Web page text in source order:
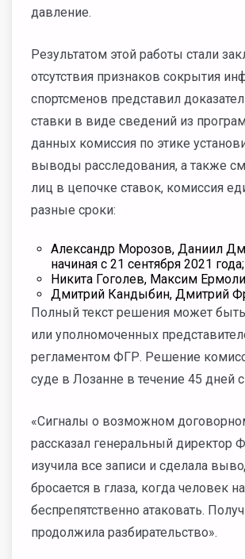
давление.
Результатом этой работы стали
отсутствия признаков сокрытия
спортсменов представил
ставки в виде сведений из
данных комиссия по этике
выводы расследования, а также
лиц в цепочке ставок, комиссия
разные сроки:
Александр Морозов, Даниил
начиная с 21 сентября 2021 года;
Никита Гоголев, Максим
Дмитрий Кандыбин, Дмитрий
Полный текст решения может
или уполномоченных
регламентом ФГР. Решение
суде в Лозанне в течение 45 дней
«Сигналы о возможном
рассказал генеральный директор
изучила все записи и сделала
бросается в глаза, когда человек
беспрепятственно атаковать.
продолжила разбирательство».